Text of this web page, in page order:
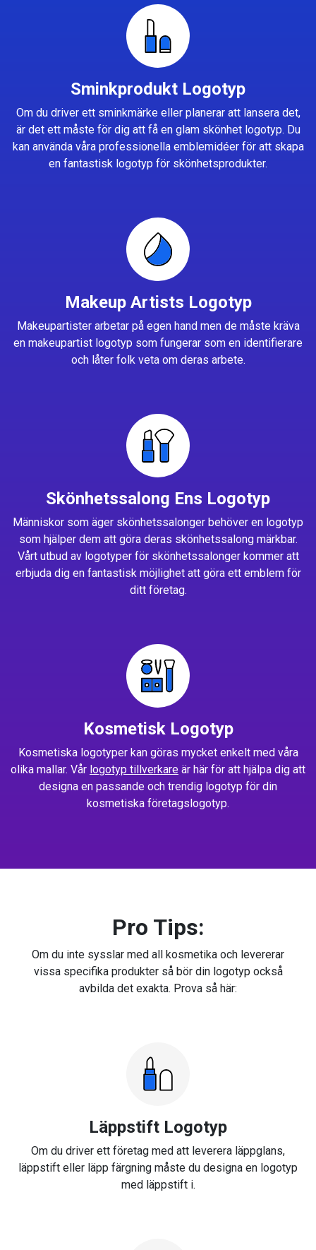
Sminkprodukt Logotyp
Om du driver ett sminkmärke eller planerar att lansera det,
är det ett måste för dig att få en glam skönhet logotyp. Du
kan använda våra professionella emblemidéer för att skapa
en fantastisk logotyp för skönhetsprodukter.
Makeup Artists Logotyp
Makeupartister arbetar på egen hand men de måste kräva
en makeupartist logotyp som fungerar som en identifierare
och låter folk veta om deras arbete.
Skönhetssalong Ens Logotyp
Människor som äger skönhetssalonger behöver en logotyp
som hjälper dem att göra deras skönhetssalong märkbar.
Vårt utbud av logotyper för skönhetssalonger kommer att
erbjuda dig en fantastisk möjlighet att göra ett emblem för
ditt företag.
Kosmetisk Logotyp
Kosmetiska logotyper kan göras mycket enkelt med våra
olika mallar. Vår logotyp tillverkare är här för att hjälpa dig att
designa en passande och trendig logotyp för din
kosmetiska företagslogotyp.
Pro Tips:
Om du inte sysslar med all kosmetika och levererar
vissa specifika produkter så bör din logotyp också
avbilda det exakta. Prova så här:
Läppstift Logotyp
Om du driver ett företag med att leverera läppglans,
läppstift eller läpp färgning måste du designa en logotyp
med läppstift i.